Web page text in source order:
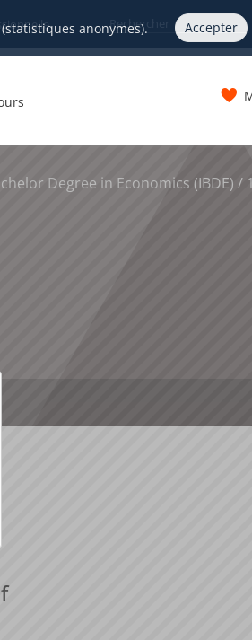
anonymes). Accepter
Degree in Economics (IBDE) /